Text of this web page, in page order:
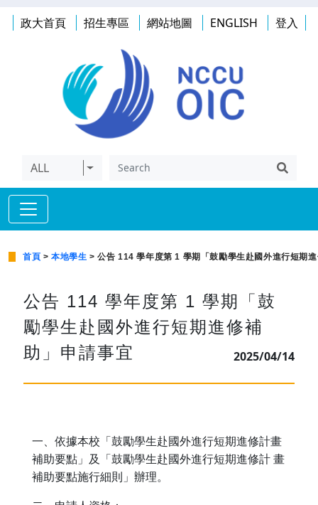
政大首頁 招生專區 網站地圖 ENGLISH 登入
ALL
首頁 >本地學生 > 公告 114 學年度第 1 學期「鼓勵學生赴國外進行短期
公告 114 學年度第 1 學期「鼓
勵學生赴國外進行短期進修補
助」申請事宜
2025/04/14
一、依據本校「鼓勵學生赴國外進行短期進修計畫
補助要點」及「鼓勵學生赴國外進行短期進修計 畫
補助要點施行細則」辦理。